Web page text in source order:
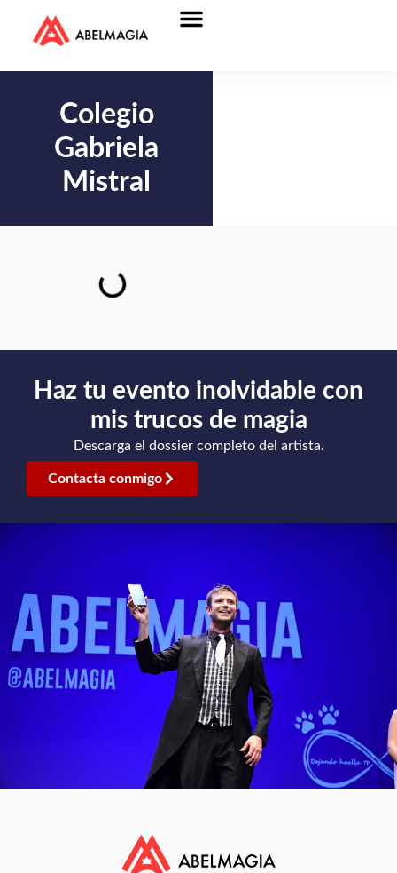
Colegio
Gabriela
Mistral
Haz tu evento inolvidable con
mis trucos de magia
Descarga el dossier completo del artista.
Contacta conmigo